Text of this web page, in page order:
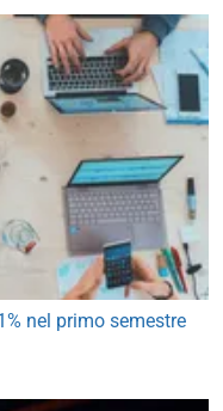
nel primo semestre